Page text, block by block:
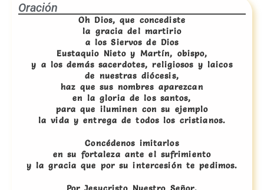
Oración
Oh Dios, que concediste
la gracia del martirio
a los Siervos de Dios
Eustaquio Nieto y Martín, obispo,
y a los demás sacerdotes, religiosos y laicos
de nuestras diócesis,
haz que sus nombres aparezcan
en la gloria de los santos,
para que iluminen con su ejemplo
la vida y entrega de todos los cristianos.
Concédenos imitarlos
en su fortaleza ante el sufrimiento
y la gracia que por su intercesión te pedimos.